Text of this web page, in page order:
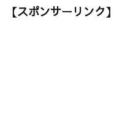
【スポンサーリンク】